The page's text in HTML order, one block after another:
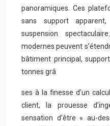
panoramiques. Ces
sans support
suspension
modernes peuvent
bâtiment principal,
tonnes grâ
ses à la finesse d’un
client, la prouesse
sensation d’être « au-